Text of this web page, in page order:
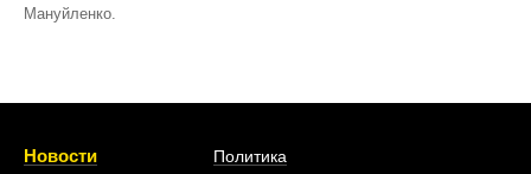
Мануйленко.
Новости
Политика